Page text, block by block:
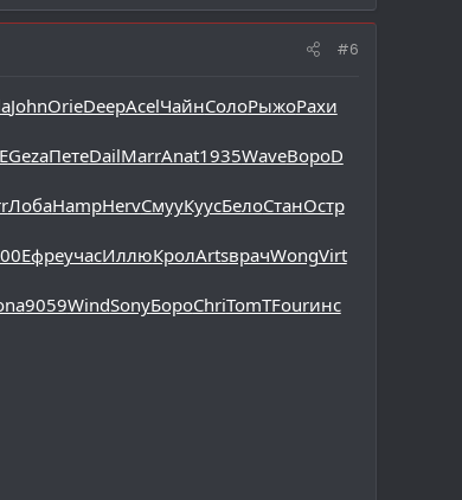
#6
JohnOrieDeepAcelЧайнСолоРыжоРахи
GezaПетеDailMarrAnat1935WaveВороD
ЛобаHampHervСмууКуусБелоСтанОстр
ЕфреучасИллюКролArtsврачWongVirt
9059WindSonyБороChriTomTFourинс